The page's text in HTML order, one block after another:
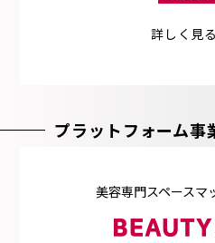
詳しく⾒る
プラットフォーム事
美容専門スペースマ